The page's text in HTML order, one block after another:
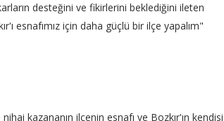
desteğini ve fikirlerini beklediğini ileten
esnafımız için daha güçlü bir ilçe yapalım"
kazananın ilçenin esnafı ve Bozkır'ın kendisi